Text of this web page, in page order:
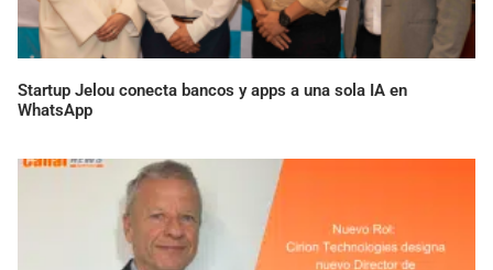
Startup Jelou conecta bancos y apps a una sola IA en
WhatsApp